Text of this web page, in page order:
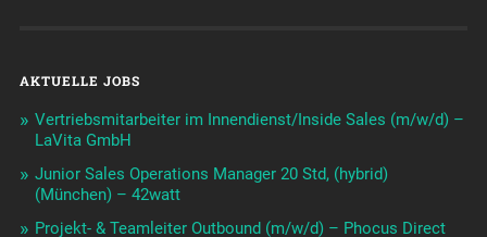
AKTUELLE JOBS
Vertriebsmitarbeiter im Innendienst/Inside Sales (m/w/d) –
LaVita GmbH
Junior Sales Operations Manager 20 Std, (hybrid)
(München) – 42watt
Projekt- & Teamleiter Outbound (m/w/d) – Phocus Direct